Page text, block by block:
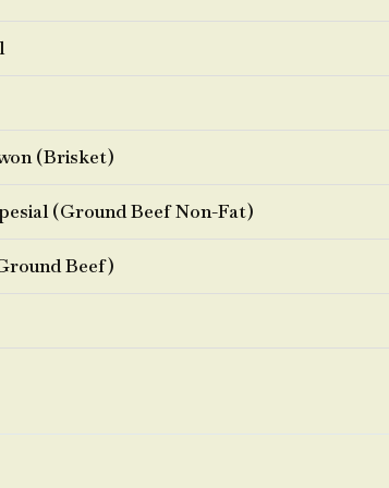
(Brisket)
(Ground Beef Non-Fat)
Beef)